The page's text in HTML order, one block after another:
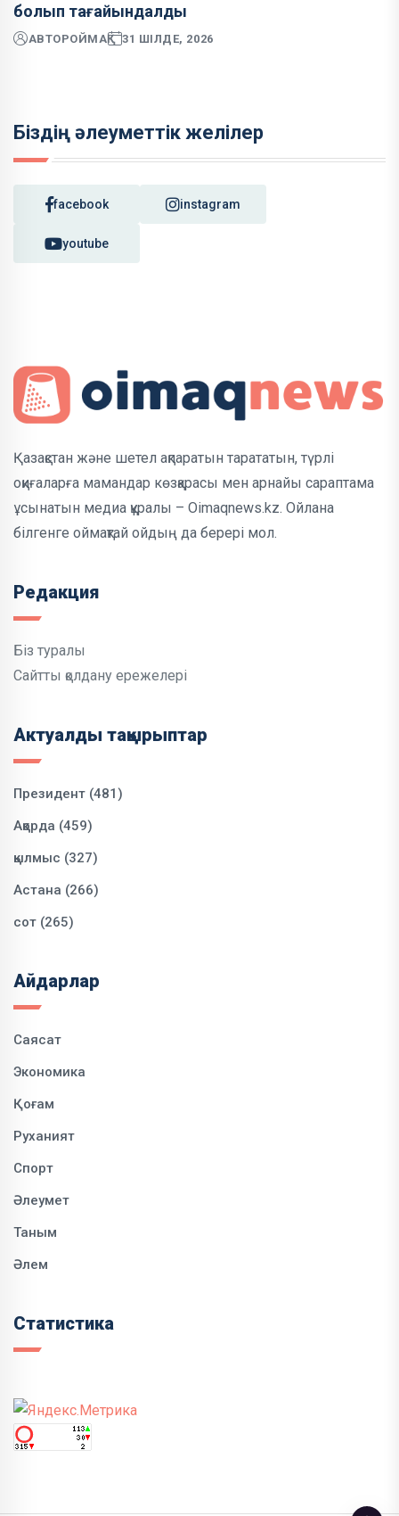
болып тағайындалды
АВТОРОЙМАҚ 31 ШІЛДЕ, 2026
Біздің әлеуметтік желілер
facebook instagram
youtube
Қазақстан және шетел ақпаратын тарататын, түрлі
оқиғаларға мамандар көзқарасы мен арнайы сараптама
ұсынатын медиа құралы – Oimaqnews.kz. Ойлана
білгенге оймақтай ойдың да берері мол.
Редакция
Біз туралы
Сайтты қолдану ережелері
Актуалды тақырыптар
Президент (481)
Ақорда (459)
қылмыс (327)
Астана (266)
сот (265)
Айдарлар
Саясат
Экономика
Қоғам
Руханият
Спорт
Әлеумет
Таным
Әлем
Статистика